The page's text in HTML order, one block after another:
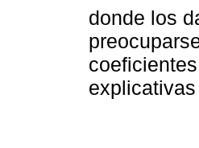
donde los